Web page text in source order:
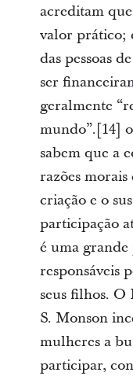
acreditam
valor prático;
das pessoas
ser
geralmente
mundo”.[14]
sabem que a
razões
criação e o
participação
é uma grande
responsáveis
seus filhos. O
S. Monson
mulheres a
participar,